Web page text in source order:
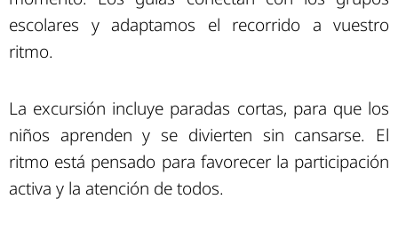
escolares y adaptamos el recorrido a vuestro
ritmo.
La excursión incluye paradas cortas, para que los
niños aprenden y se divierten sin cansarse. El
ritmo está pensado para favorecer la participación
activa y la atención de todos.